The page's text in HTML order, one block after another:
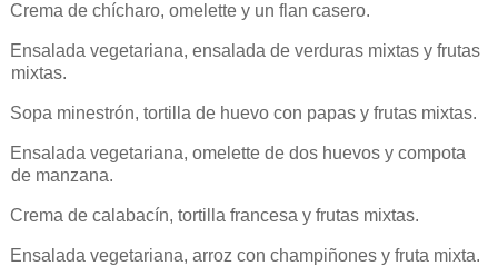
Crema de chícharo, omelette y un flan casero.
Ensalada vegetariana, ensalada de verduras mixtas y frutas
mixtas.
Sopa minestrón, tortilla de huevo con papas y frutas mixtas.
Ensalada vegetariana, omelette de dos huevos y compota
de manzana.
Crema de calabacín, tortilla francesa y frutas mixtas.
Ensalada vegetariana, arroz con champiñones y fruta mixta.